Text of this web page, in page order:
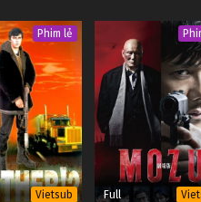
Phim lẻ
Vietsub Full